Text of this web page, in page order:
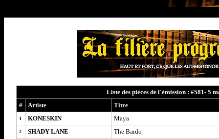
Liste des pièces de l'émission : #581- 5
#
Artiste Titre
1 KONESKIN Maya
2 SHADY LANE The Bardo